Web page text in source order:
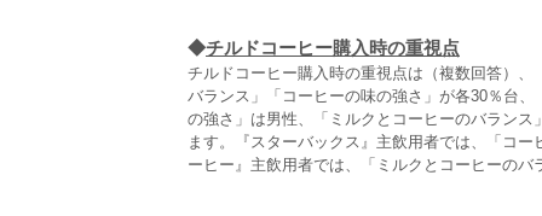
◆チルドコーヒー購入時の重視点
チルドコーヒー購入時の重視点は（複数回答）
バランス」「コーヒーの味の強さ」が各30％台
の強さ」は男性、「ミルクとコーヒーのバラン
ます。『スターバックス』主飲用者では、「コ
ーヒー』主飲用者では、「ミルクとコーヒーの